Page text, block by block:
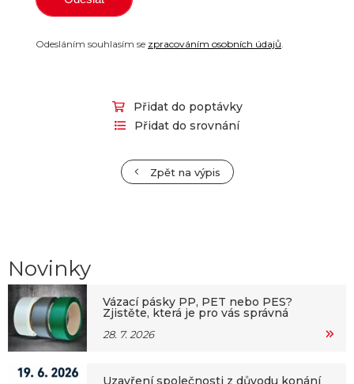
Odesláním souhlasím se zpracováním osobních údajů.
Přidat do poptávky
Přidat do srovnání
Zpět na výpis
Novinky
Vázací pásky PP, PET nebo PES?
Zjistěte, která je pro vás správná
28. 7. 2026
Uzavření společnosti z důvodu konání